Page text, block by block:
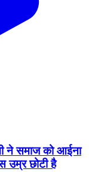
ने समाज को आईना
उम्र छोटी है